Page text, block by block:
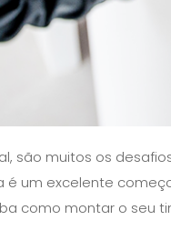
são muitos os
é um excelente
como montar o seu